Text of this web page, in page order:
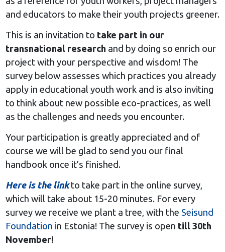
and educators to make their youth projects greener.
This is an invitation to take part in our
transnational research and by doing so enrich our
project with your perspective and wisdom! The
survey below assesses which practices you already
apply in educational youth work and is also inviting
to think about new possible eco-practices, as well
as the challenges and needs you encounter.
Your participation is greatly appreciated and of
course we will be glad to send you our final
handbook once it’s finished.
Here is the linkto take part in the online survey,
which will take about 15-20 minutes. For every
survey we receive we plant a tree, with the Seisund
Foundation in Estonia! The survey is open till 30th
November!